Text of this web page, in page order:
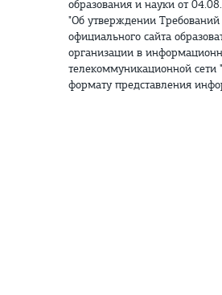
образования и науки от
"Об утверждении Требований
официального сайта
организации в
телекоммуникационной сети
формату представления